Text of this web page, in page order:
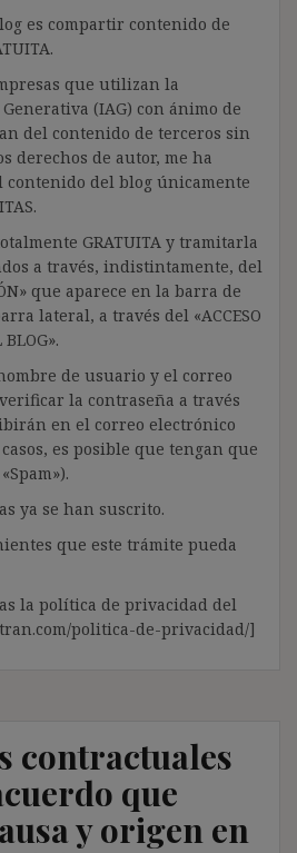
es compartir contenido de
que utilizan la
(IAG) con ánimo de
del contenido de terceros sin
derechos de autor, me ha
del blog únicamente
GRATUITA y tramitarla
a través, indistintamente, del
que aparece en la barra de
lateral, a través del «ACCESO
de usuario y el correo
la contraseña a través
en el correo electrónico
es posible que tengan que
ya se han suscrito.
que este trámite pueda
la política de privacidad del
politica-de-privacidad/]
contractuales
que
y origen en